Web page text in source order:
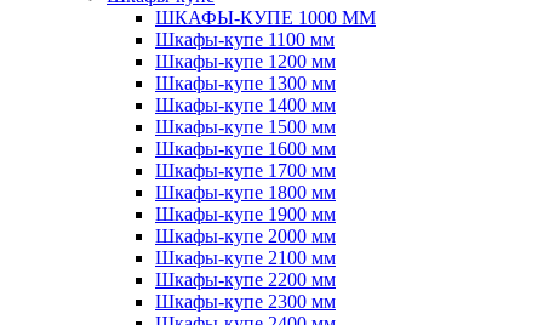
ШКАФЫ-КУПЕ 1000 ММ
Шкафы-купе 1100 мм
Шкафы-купе 1200 мм
Шкафы-купе 1300 мм
Шкафы-купе 1400 мм
Шкафы-купе 1500 мм
Шкафы-купе 1600 мм
Шкафы-купе 1700 мм
Шкафы-купе 1800 мм
Шкафы-купе 1900 мм
Шкафы-купе 2000 мм
Шкафы-купе 2100 мм
Шкафы-купе 2200 мм
Шкафы-купе 2300 мм